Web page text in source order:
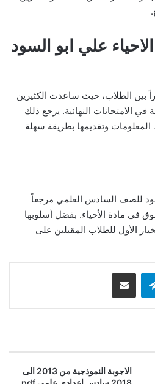
علي ابو السود
بين الطلاب، حيث ساعدت الكثيرين
الامتحانات النهائية. يرجع ذلك
وتقديمها بطريقة سهلة
للصف السادس العلمي مرجعاً
في مادة الأحياء. بفضل أسلوبها
الأول للطلاب المقبلين على
تيلقرام مشاركة عبر البريد
الاجوبة النموذجية من 2013 الى